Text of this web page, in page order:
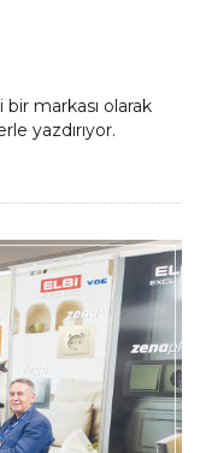
markası olarak
yazdırıyor.